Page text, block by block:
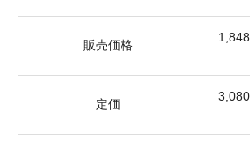
販売価格
定価